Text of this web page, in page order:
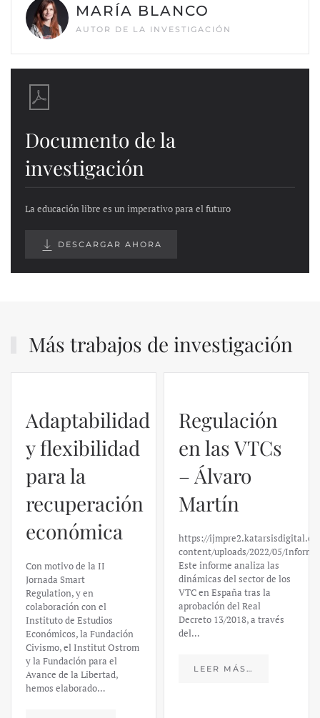
MARÍA BLANCO
AUTOR DE LA INVESTIGACIÓN
Documento de la
investigación
La educación libre es un imperativo para el futuro
DESCARGAR AHORA
Más trabajos de investigación
Adaptabilidad
y flexibilidad
para la
recuperación
económica
Con motivo de la II
Jornada Smart
Regulation, y en
colaboración con el
Instituto de Estudios
Económicos, la Fundación
Civismo, el Institut Ostrom
y la Fundación para el
Avance de la Libertad,
hemos elaborado…
Regulación
en las VTCs
– Álvaro
Martín
https://
content/uploads/2022/05/
Este informe analiza las
dinámicas del sector de los
VTC en España tras la
aprobación del Real
Decreto 13/2018, a través
del…
LEER MÁS…